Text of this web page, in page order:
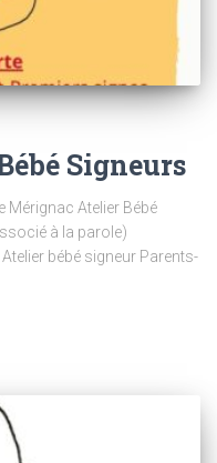
Signeurs
Mérignac Atelier Bébé
à la parole)
bébé signeur Parents-